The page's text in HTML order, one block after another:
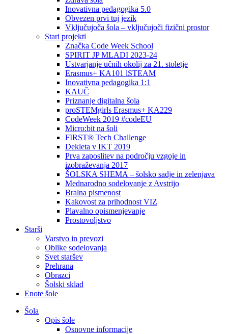
Inovativna pedagogika 5.0
Obvezen prvi tuj jezik
Vključujoča šola – vključujoči fizični prostor
Stari projekti
Značka Code Week School
SPIRIT JP MLADI 2023-24
Ustvarjanje učnih okolij za 21. stoletje
Erasmus+ KA101 lSTEAM
Inovativna pedagogika 1:1
KAUČ
Priznanje digitalna šola
proSTEMgirls Erasmus+ KA229
CodeWeek 2019 #codeEU
Micro:bit na šoli
FIRST® Tech Challenge
Dekleta v IKT 2019
Prva zaposlitev na področju vzgoje in
izobraževanja 2017
ŠOLSKA SHEMA – šolsko sadje in zelenjava
Mednarodno sodelovanje z Avstrijo
Bralna pismenost
Kakovost za prihodnost VIZ
Plavalno opismenjevanje
Prostovoljstvo
Starši
Varstvo in prevozi
Oblike sodelovanja
Svet staršev
Prehrana
Obrazci
Šolski sklad
Enote šole
Šola
Opis šole
Osnovne informacije